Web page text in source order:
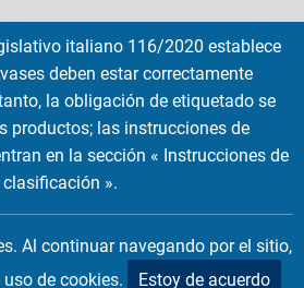
Italian Español
EMTEC, All rights reserved.
TRADEMARK OF THE DEXXON GROUP.
italiano 116/2020 establece
deben estar correctamente
la obligación de etiquetado se
productos; las instrucciones de
en la sección « Instrucciones de
clasificación ».
Al continuar navegando por el sitio,
de cookies.
Estoy de acuerdo